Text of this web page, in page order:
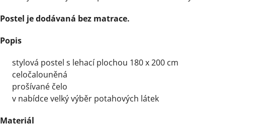
Postel je dodávaná bez matrace.
Popis
stylová postel s lehací plochou 180 x 200 cm
celočalouněná
prošívané čelo
v nabídce velký výběr potahových látek
Materiál